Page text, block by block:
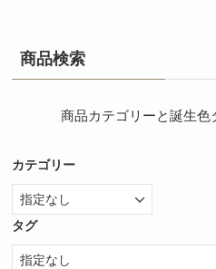
商品検索
商品カテゴリーと誕生色
カテゴリー
タグ